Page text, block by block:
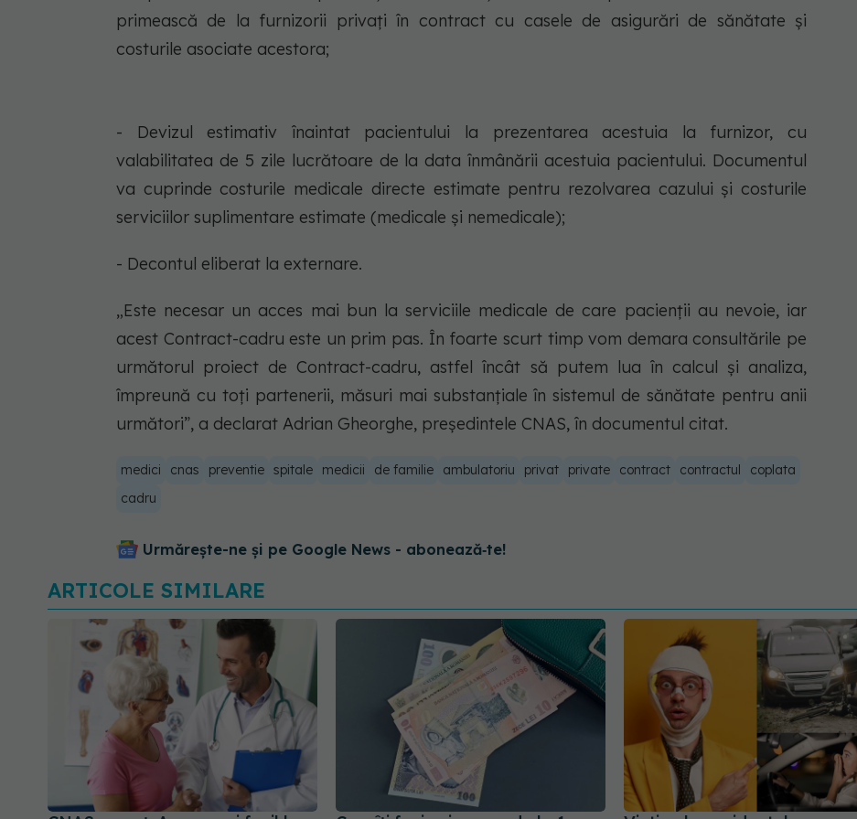
primească de la furnizorii privați în contract cu casele de asigurări de sănătate și
costurile asociate acestora;
- Devizul estimativ înaintat pacientului la prezentarea acestuia la furnizor, cu
valabilitatea de 5 zile lucrătoare de la data înmânării acestuia pacientului. Documentul
va cuprinde costurile medicale directe estimate pentru rezolvarea cazului și costurile
serviciilor suplimentare estimate (medicale și nemedicale);
- Decontul eliberat la externare.
„Este necesar un acces mai bun la serviciile medicale de care pacienții au nevoie, iar
acest Contract-cadru este un prim pas. În foarte scurt timp vom demara consultările pe
următorul proiect de Contract-cadru, astfel încât să putem lua în calcul și analiza,
împreună cu toți partenerii, măsuri mai substanțiale în sistemul de sănătate pentru anii
următori”, a declarat Adrian Gheorghe, președintele CNAS, în documentul citat.
medici cnas preventie spitale medicii de familie ambulatoriu privat private contract contractul
coplata
cadru
Urmărește-ne și pe Google News - abonează‑te!
ARTICOLE SIMILARE